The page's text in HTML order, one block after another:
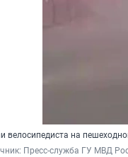
велосипедиста на
Пресс-служба ГУ МВД